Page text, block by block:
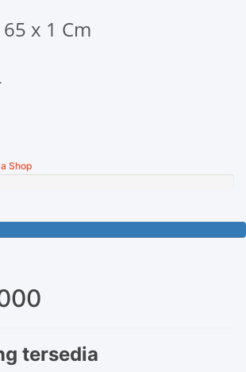
x 1 Cm
Shop
tersedia